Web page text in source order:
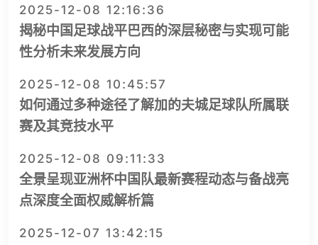
2025-12-08 12:16:36
揭秘中国足球战平巴西的深层秘密与实现可能
性分析未来发展方向
2025-12-08 10:45:57
如何通过多种途径了解加的夫城足球队所属联
赛及其竞技水平
2025-12-08 09:11:33
全景呈现亚洲杯中国队最新赛程动态与备战亮
点深度全面权威解析篇
2025-12-07 13:42:15